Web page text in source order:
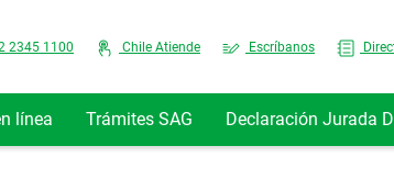
Menu
2345 1100 Chile Atiende Escríbanos
línea Trámites SAG Declaración Jurada